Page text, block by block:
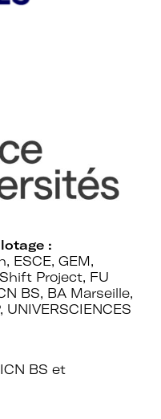
Se souvenir de
moi
:
ESCE, GEM,
Project, FU
BS, BA Marseille,
UNIVERSCIENCES
BS et